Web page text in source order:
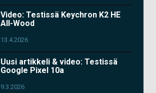
Video: Testissä Keychron K2 HE
All-Wood
13.4.2026
Uusi artikkeli & video: Testissä
Google Pixel 10a
9.3.2026